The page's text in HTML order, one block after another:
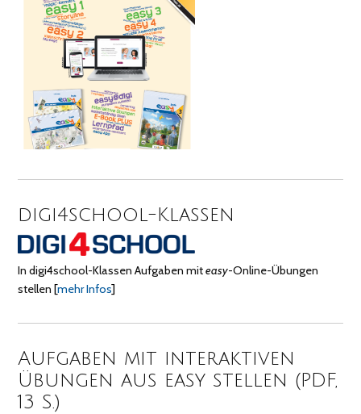
digi4school-Klassen
In digi4school-Klassen Aufgaben miteasy-Online-Übungen
stellen [mehr Infos]
Aufgaben mit interaktiven
Übungen aus easy stellen (PDF,
13 S.)